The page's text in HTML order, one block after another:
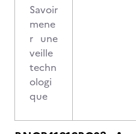
Savoir
mene
r une
veille
techn
ologi
que